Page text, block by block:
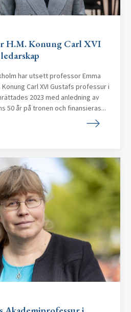
H.M. Konung Carl XVI
har utsett professor Emma
Carl XVI Gustafs professur i
2023 med anledning av
50 år på tronen och finansieras...